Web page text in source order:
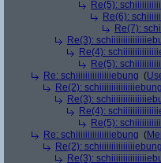
Re(5):
Re(6):
Re(7):
Re(3):
Re(4):
Re(5):
Re: schiiiiiiiiiiiiiiiebung (
Re(2): schiiiiiiiiiiiiiiiebung
Re(3):
Re(4):
Re(5):
Re: schiiiiiiiiiiiiiiiebung (
Re(2): schiiiiiiiiiiiiiiiebung
Re(3):